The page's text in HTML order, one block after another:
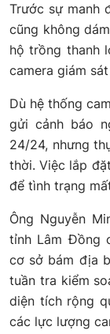
Trước sự manh
cũng không
hộ trồng thanh
camera giám
Dù hệ thống
gửi cảnh báo
24/24, nhưng
thời. Việc lắp
để tình trạng
Ông Nguyễn
tỉnh Lâm Đồng
cơ sở bám địa
tuần tra kiểm
diện tích rộng
các lực lượng